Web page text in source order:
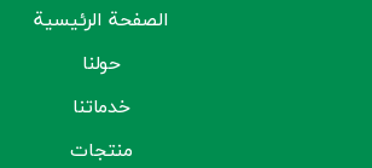
الصفحة الرئيسية
حولنا
خدماتنا
منتجات